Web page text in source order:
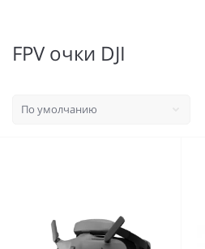
FPV очки DJI